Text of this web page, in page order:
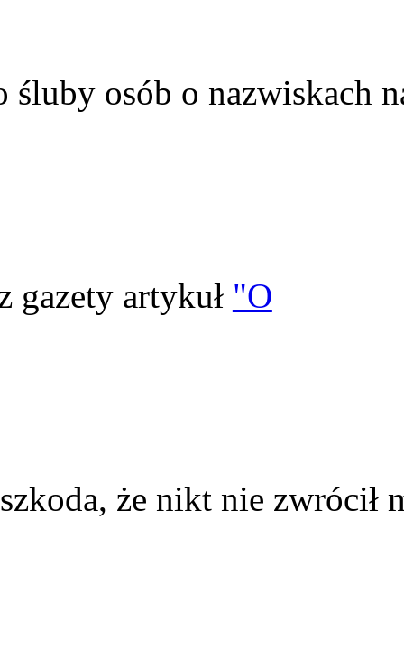
śluby osób o nazwiskach
gazety artykuł "O
że nikt nie zwrócił